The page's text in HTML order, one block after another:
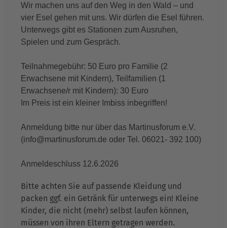
Wir machen uns auf den Weg in den Wald – und
vier Esel gehen mit uns. Wir dürfen die Esel führen.
Unterwegs gibt es Stationen zum Ausruhen,
Spielen und zum Gespräch.
Teilnahmegebühr: 50 Euro pro Familie (2
Erwachsene mit Kindern), Teilfamilien (1
Erwachsene/r mit Kindern): 30 Euro
Im Preis ist ein kleiner Imbiss inbegriffen!
Anmeldung bitte nur über das Martinusforum e.V.
(info@martinusforum.de oder Tel. 06021- 392 100)
Anmeldeschluss 12.6.2026
Bitte achten Sie auf passende Kleidung und
packen ggf. ein Getränk für unterwegs ein! Kleine
Kinder, die nicht (mehr) selbst laufen können,
müssen von ihren Eltern getragen werden.